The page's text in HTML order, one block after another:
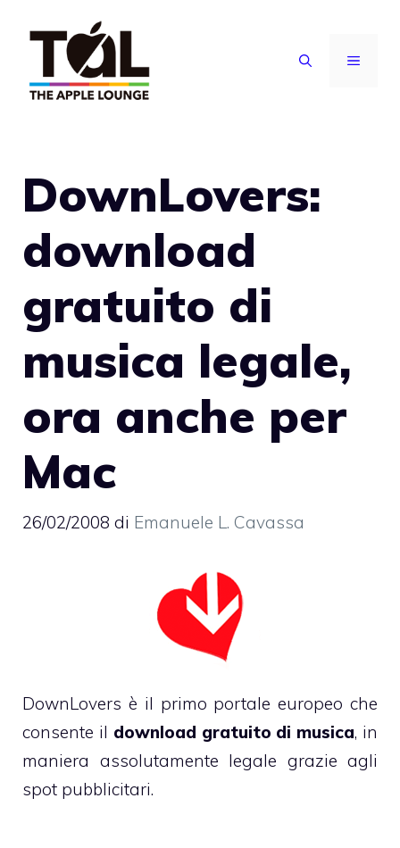
contenuto
MENU
DownLovers:
download
gratuito di
musica legale,
ora anche per
Mac
26/02/2008 di Emanuele L. Cavassa
DownLovers è il primo portale europeo che
consente il download gratuito di musica, in
maniera assolutamente legale grazie agli
spot pubblicitari.